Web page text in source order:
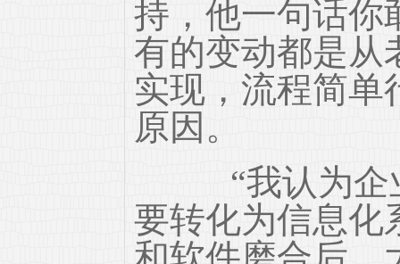
持，他一句话你
有的变动都是从
实现，流程简单
原因。
“我认为企业
要转化为信息化